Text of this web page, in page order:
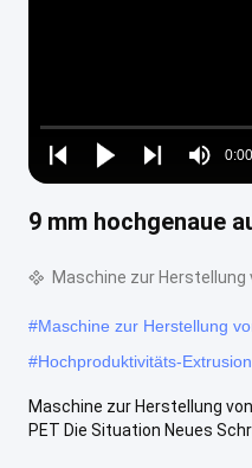
Play
Play
Play
Mute0:00
Loaded:
0%
9 mm hochgenaue
Maschine zur Herstellung
#Maschine zur Herstellung
#Hochproduktivitäts-
Maschine zur Herstellung
PET Die Situation Neues